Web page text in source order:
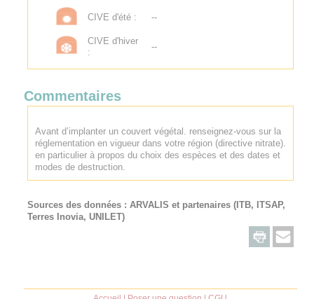
CIVE d'été : --
CIVE d'hiver
:
--
Commentaires
Avant d’implanter un couvert végétal. renseignez-vous sur la
réglementation en vigueur dans votre région (directive nitrate).
en particulier à propos du choix des espèces et des dates et
modes de destruction.
Sources des données : ARVALIS et partenaires (ITB, ITSAP,
Terres Inovia, UNILET)